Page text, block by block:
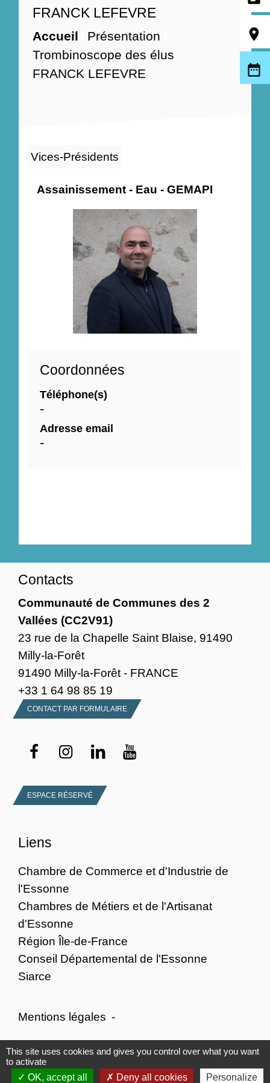
FRANCK LEFEVRE
Accueil Présentation
Trombinoscope des élus
FRANCK LEFEVRE
Vices-Présidents
Assainissement - Eau - GEMAPI
Coordonnées
Téléphone(s)
-
Adresse email
-
room
date_range
Contacts
Communauté de Communes des 2
Vallées (CC2V91)
23 rue de la Chapelle Saint Blaise, 91490
Milly-la-Forêt
91490 Milly-la-Forêt - FRANCE
+33 1 64 98 85 19
CONTACT PAR FORMULAIRE
ESPACE RÉSERVÉ
Liens
Chambre de Commerce et d'Industrie de
l'Essonne
Chambres de Métiers et de l'Artisanat
d'Essonne
Région Île-de-France
Conseil Départemental de l'Essonne
Siarce
Mentions légales -
Politique de confidentialité - Accessibilité -
Plan du site - Gestion des cookies
This site uses cookies and gives you control over what you want
to activate
OK, accept all
Deny all cookies Personalize